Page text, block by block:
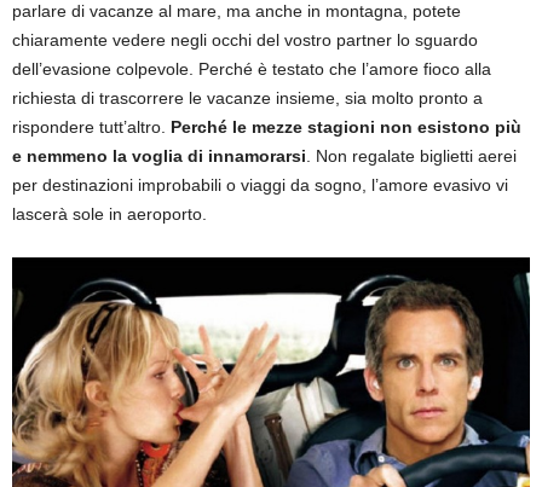
parlare di vacanze al mare, ma anche in montagna, potete
chiaramente vedere negli occhi del vostro partner lo sguardo
dell’evasione colpevole. Perché è testato che l’amore fioco alla
richiesta di trascorrere le vacanze insieme, sia molto pronto a
rispondere tutt’altro. Perché le mezze stagioni non esistono più
e nemmeno la voglia di innamorarsi . Non regalate biglietti aerei
per destinazioni improbabili o viaggi da sogno, l’amore evasivo vi
lascerà sole in aeroporto.